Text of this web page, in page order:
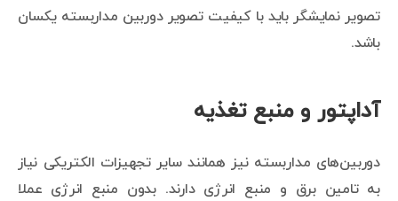
تصویر نمایشگر باید با کیفیت تصویر دوربین مداربسته یکسان
باشد.
آداپتور و منبع تغذیه
دوربین‌های مداربسته نیز همانند سایر تجهیزات الکتریکی نیاز
به تامین برق و منبع انرژی دارند. بدون منبع انرژی عملا